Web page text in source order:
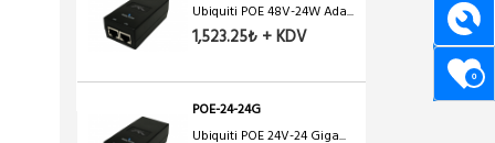
0
Ubiquiti POE 48V-24W Ada...
1,523.25₺ + KDV
POE-24-24G
Ubiquiti POE 24V-24 Giga...